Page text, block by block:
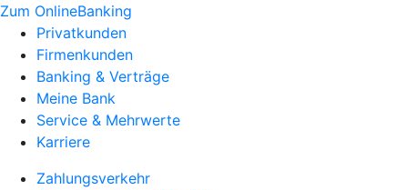
Zum OnlineBanking
Privatkunden
Firmenkunden
Banking & Verträge
Meine Bank
Service & Mehrwerte
Karriere
Zahlungsverkehr